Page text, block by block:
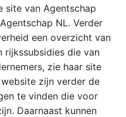
site van Agentschap
NL. Verder
een overzicht van
rijkssubsidies die van
zie haar site
zijn verder de
te vinden die voor
Daarnaast kunnen